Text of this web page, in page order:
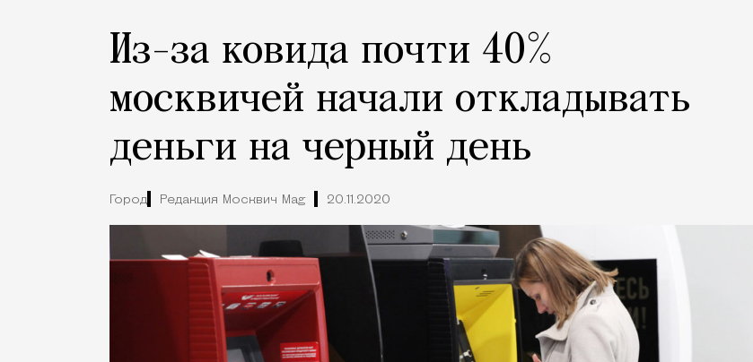
Из-за ковида почти 40%
москвичей начали откладывать
деньги на черный день
Город Редакция Москвич Mag 20.11.2020